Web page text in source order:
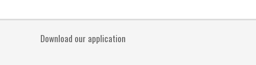
Download our application